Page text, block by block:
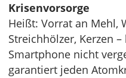
Krisenvorsorge
Heißt: Vorrat an Mehl,
Streichhölzer, Kerzen
Smartphone nicht
garantiert jeden